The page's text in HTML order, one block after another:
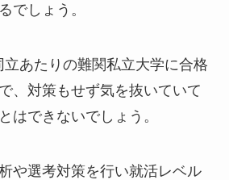
でしょう。
あたりの難関私立大学に合格
、対策もせず気を抜いていて
はできないでしょう。
や選考対策を行い就活レベル